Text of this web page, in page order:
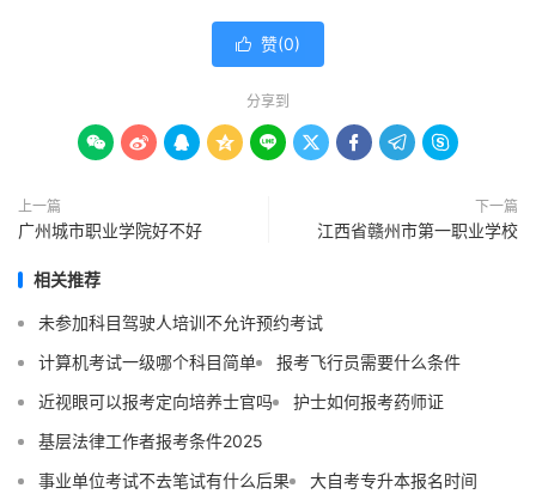
 赞(0)
分享到
        
上一篇
广州城市职业学院好不好
下一篇
江西省赣州市第一职业学校
相关推荐
未参加科目驾驶人培训不允许预约考试
计算机考试一级哪个科目简单
报考飞行员需要什么条件
近视眼可以报考定向培养士官吗
护士如何报考药师证
基层法律工作者报考条件2025
事业单位考试不去笔试有什么后果
大自考专升本报名时间